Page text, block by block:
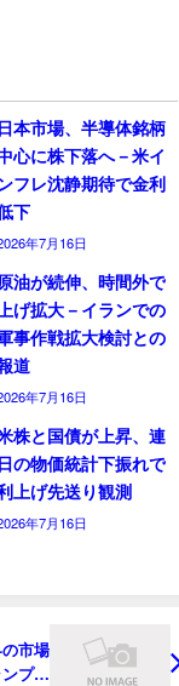
日本市場、半導体銘柄
心に株下落へ－米イ
フレ沈静期待で金利
下
年7月16日
油が続伸、時間外で
上げ拡大－イランでの
事作戦拡大検討との
道
年7月16日
株と国債が上昇、連
日の物価統計下振れで
上げ先送り観測
年7月16日
市場
プ氏